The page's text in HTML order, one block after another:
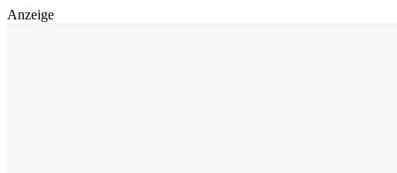
Anzeige